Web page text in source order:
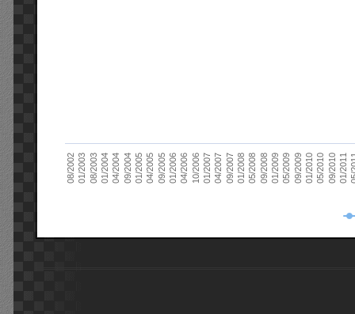
08/200201/200308/200301/200404/200409/200401/200504/200509/200501/200604/200610/200601/200704/200709/200701/200805/200809/200801/200905/200909/200901/201005/201009/201001/2011